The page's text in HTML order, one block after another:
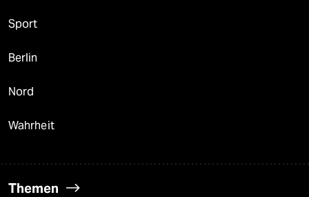
Sport
Berlin
Nord
Wahrheit
Themen